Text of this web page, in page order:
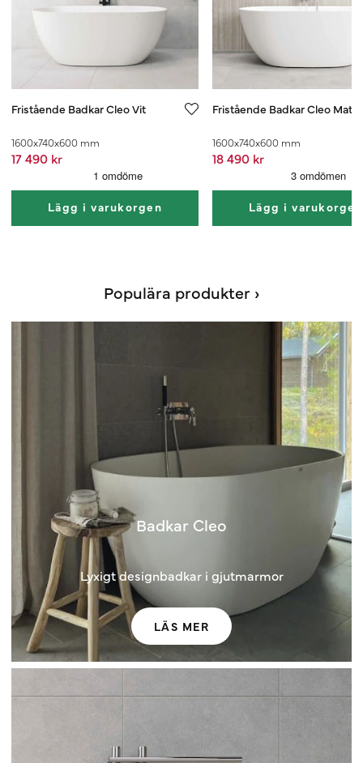
Fristående Badkar Cleo Vit
1600x740x600 mm
17 490 kr
Lägg i varukorgen
Fristående Badkar Cleo
1600x740x600 mm
18 490 kr
Lägg i varukorgen
Populära produkter ›
Badkar Cleo
Lyxigt designbadkar i gjutmarmor
LÄS MER